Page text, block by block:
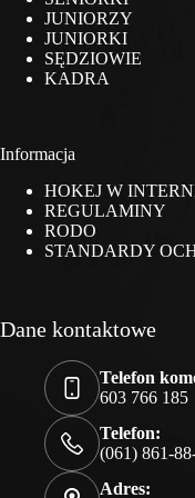
JUNIORZY
JUNIORKI
SĘDZIOWIE
KADRA
Informacja
HOKEJ W
REGULAMINY
RODO
STANDARDY
Dane kontaktowe
Telefon
603 766 185
Telefon:
(061) 861-
Adres: